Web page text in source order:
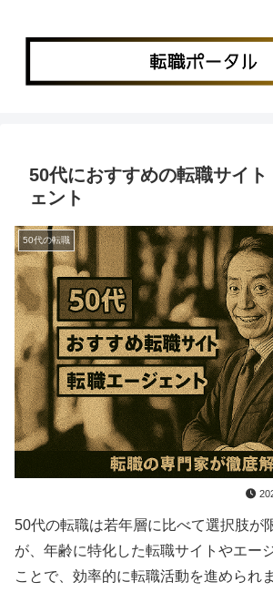
50代におすすめの転職サイ
ェント
50代の転職
50代の転職は若年層に比べて選択肢が
が、年齢に特化した転職サイトやエー
ことで、効率的に転職活動を進められ